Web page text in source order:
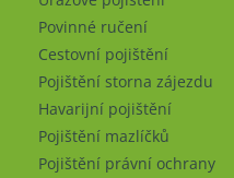
Povinné ručení
Cestovní pojištění
Pojištění storna zájezdu
Havarijní pojištění
Pojištění mazlíčků
Pojištění právní ochrany